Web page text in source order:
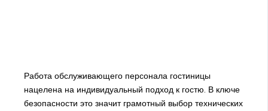
Работа обслуживающего персонала гостиницы
нацелена на индивидуальный подход к гостю. В ключе
безопасности это значит грамотный выбор технических